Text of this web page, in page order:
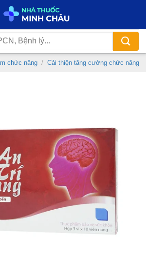
chức năng / Cải thiện tăng cường chức năng